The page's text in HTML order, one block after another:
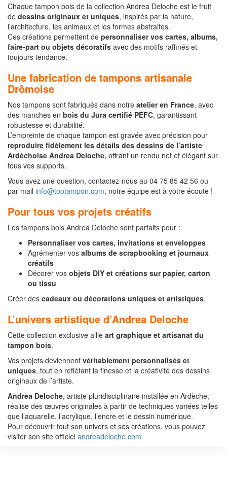
Chaque tampon bois de la collection Andrea Deloche est le fruit
de dessins originaux et uniques, inspirés par la nature,
l’architecture, les animaux et les formes abstraites.
Ces créations permettent de personnaliser vos cartes, albums,
faire-part ou objets décoratifs avec des motifs raffinés et
toujours tendance.
Une fabrication de tampons artisanale
Drômoise
Nos tampons sont fabriqués dans notre atelier en France, avec
des manches en bois du Jura certifié PEFC, garantissant
robustesse et durabilité.
L’empreinte de chaque tampon est gravée avec précision pour
reproduire fidèlement les détails des dessins de l’artiste
Ardéchoise Andrea Deloche, offrant un rendu net et élégant sur
tous vos supports.
Vous avez une question, contactez-nous au 04 75 85 42 56 ou
par mail info@tootampon.com, notre équipe est à votre écoute !
Pour tous vos projets créatifs
Les tampons bois Andrea Deloche sont parfaits pour :
Personnaliser vos cartes, invitations et enveloppes
Agrémenter vos albums de scrapbooking et journaux
créatifs
Décorer vos objets DIY et créations sur papier, carton
ou tissu
Créer des cadeaux ou décorations uniques et artistiques.
L’univers artistique d’Andrea Deloche
Cette collection exclusive allie art graphique et artisanat du
tampon bois.
Vos projets deviennent véritablement personnalisés et
uniques, tout en reflétant la finesse et la créativité des dessins
originaux de l’artiste.
Andrea Deloche, artiste pluridisciplinaire installée en Ardèche,
réalise des œuvres originales à partir de techniques variées telles
que l’aquarelle, l’acrylique, l’encre et le dessin numérique.
Pour découvrir tout son univers et ses créations, vous pouvez
visiter son site officiel andreadeloche.com